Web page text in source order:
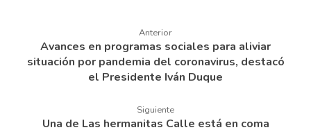
Anterior
Avances en programas sociales para aliviar
situación por pandemia del coronavirus, destacó
el Presidente Iván Duque
Siguiente
Una de Las hermanitas Calle está en coma